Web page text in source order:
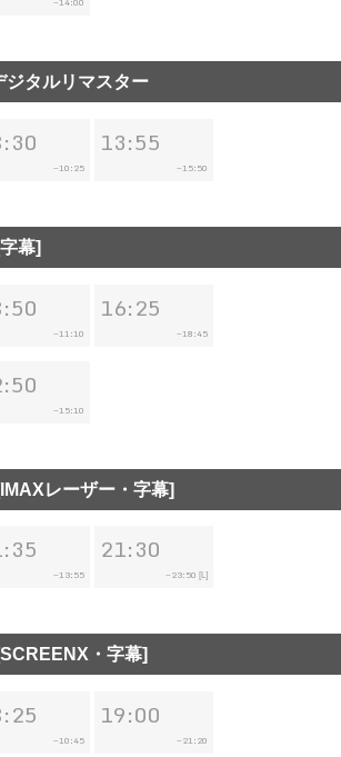
~
ジタルリマスター
~10:25
13:55
~15:50
幕]
~ 11:10
16:25
~ 18:45
~ 15:10
レーザー・字幕]
~13:55
21:30
~ 23:50 [L]
・字幕]
~10:45
19:00
~ 21:20